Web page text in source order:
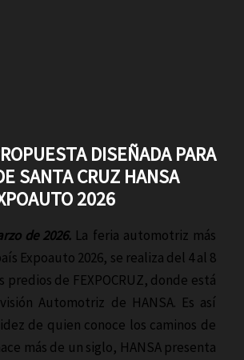
DISEÑADA PARA
SANTA CRUZ HANSA
2026
de 2026. La feria automotriz más
Expoauto 2026, se realiza del 4 al 8
predios de FEXPOCRUZ, donde está
Automotriz de HANSA. Es así
de quien conoce los caminos de
más de un siglo, HANSA presenta